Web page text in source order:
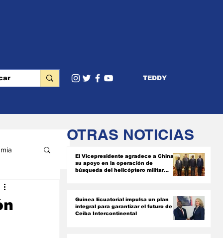
TEDDY
OTRAS NOTICIAS
El Vicepresidente agradece a China
su apoyo en la operación de
búsqueda del helicóptero militar
Guinea Ecuatorial impulsa un plan
integral para garantizar el futuro de
Ceiba Intercontinental